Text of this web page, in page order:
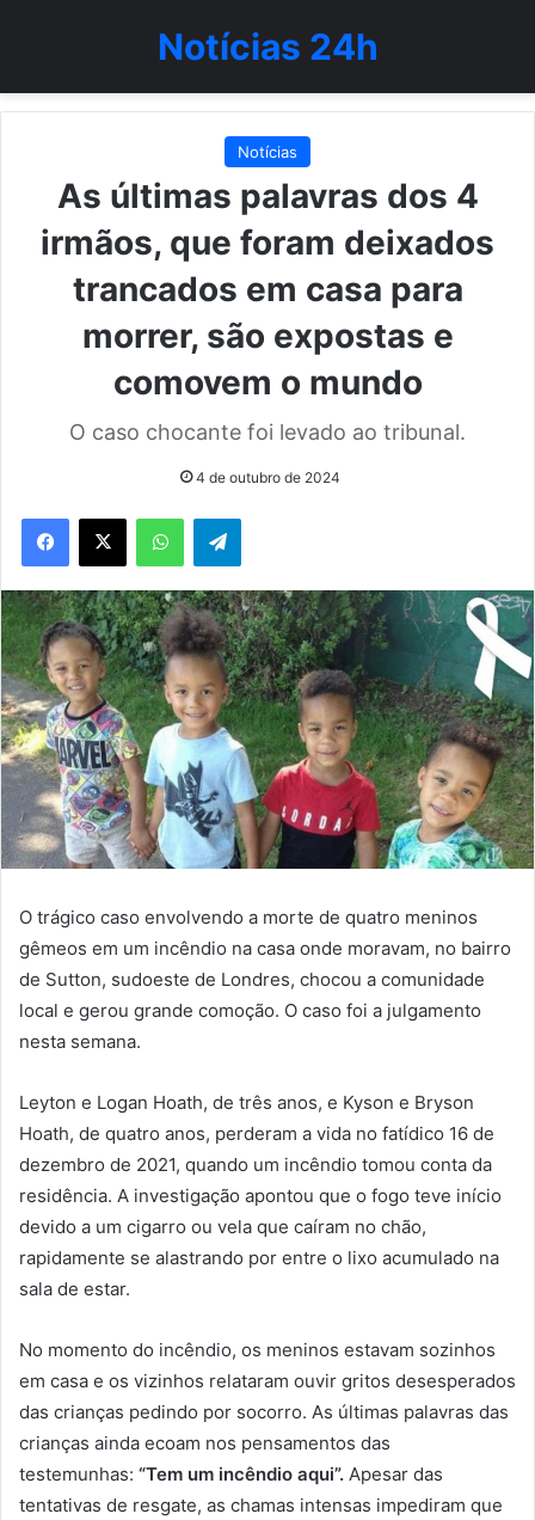
Notícias 24h
Notícias
As últimas palavras dos 4
irmãos, que foram deixados
trancados em casa para
morrer, são expostas e
comovem o mundo
O caso chocante foi levado ao tribunal.
4 de outubro de 2024
WhatsAppTelegram
O trágico caso envolvendo a morte de quatro meninos
gêmeos em um incêndio na casa onde moravam, no bairro
de Sutton, sudoeste de Londres, chocou a comunidade
local e gerou grande comoção. O caso foi a julgamento
nesta semana.
Leyton e Logan Hoath, de três anos, e Kyson e Bryson
Hoath, de quatro anos, perderam a vida no fatídico 16 de
dezembro de 2021, quando um incêndio tomou conta da
residência. A investigação apontou que o fogo teve início
devido a um cigarro ou vela que caíram no chão,
rapidamente se alastrando por entre o lixo acumulado na
sala de estar.
No momento do incêndio, os meninos estavam sozinhos
em casa e os vizinhos relataram ouvir gritos desesperados
das crianças pedindo por socorro. As últimas palavras das
crianças ainda ecoam nos pensamentos das
testemunhas: “Tem um incêndio aqui”. Apesar das
tentativas de resgate, as chamas intensas impediram que